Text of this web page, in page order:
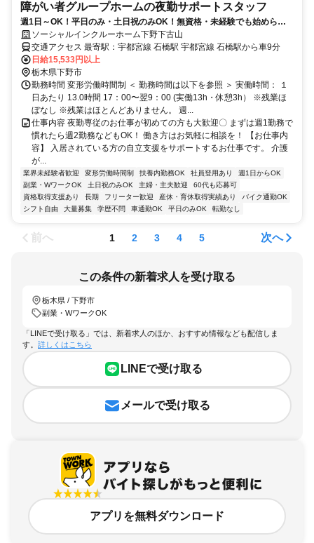
障がい者グループホームの夜勤サポートスタッフ
週1日～OK！平日のみ・土日祝のみOK！無資格・未経験でも始められ
ます。目の前の人に喜んでいただくことに、一生懸命になれる仕事で
す。
ソーシャルインクルーホーム下野下古山
交通アクセス 最寄駅：宇都宮線 石橋駅 宇都宮線 石橋駅から車9分
日給15,533円以上
栃木県下野市
勤務時間 変形労働時間制 ＜ 勤務時間は以下を参照 ＞ 実働時間： １
日あたり 13.0時間 17：00〜翌9：00 (実働13h・休憩3h） ※残業ほ
ぼなし ※残業はほとんどありません。 週...
仕事内容 夜勤専従のお仕事が初めての方も大歓迎〇 まずは週1勤務で
慣れたら週2勤務などもOK！ 働き方はお気軽に相談を！ 【お仕事内
容】 入居されている方の自立支援をサポートするお仕事です。 介護
が...
業界未経験者歓迎 変形労働時間制 扶養内勤務OK 社員登用あり
週1日からOK
副業・WワークOK
土日祝のみOK 主婦・主夫歓迎
60代も応募可
資格取得支援あり
長期 フリーター歓迎 産休・育休取得実績あり
バイク通勤OK
シフト自由
大量募集 学歴不問 車通勤OK 平日のみOK 転勤なし
前へ 1 2 3 4 5 次へ
この条件の新着求人を受け取る
栃木県 / 下野市
副業・WワークOK
「LINEで受け取る」では、新着求人のほか、おすすめ情報なども配信しま
す。 詳しくはこちら
LINEで受け取る
メールで受け取る
アプリを無料ダウンロード